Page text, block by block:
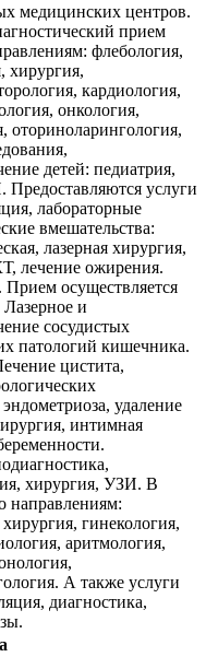
медицинских центров.
прием
флебология,
хирургия,
кардиология,
онкология,
оториноларингология,
детей: педиатрия,
Предоставляются услуги
лабораторные
вмешательства:
лазерная хирургия,
лечение ожирения.
осуществляется
и
сосудистых
патологий кишечника.
цистита,
удаление
интимная
хирургия, УЗИ. В
направлениям:
гинекология,
аритмология,
А также услуги
диагностика,